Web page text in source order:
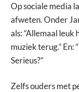
Op sociale media
afweten. Onder
als: “Allemaal
muziek terug.” En:
Serieus?”
Zelfs ouders met